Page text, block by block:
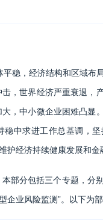
稳，经济结构和区域布
，世界经济严重衰退，
，中小微企业困难凸
中求进工作总基调，
护经济持续健康发展和金
部分包括三个专题，分
企业风险监测”。以下为部